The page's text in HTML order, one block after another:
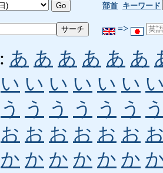
部首 キーワード
=>
: あ あ あ あ あ あ
い い い い い い
う う う う う う
お お お お お お
か か か か か か